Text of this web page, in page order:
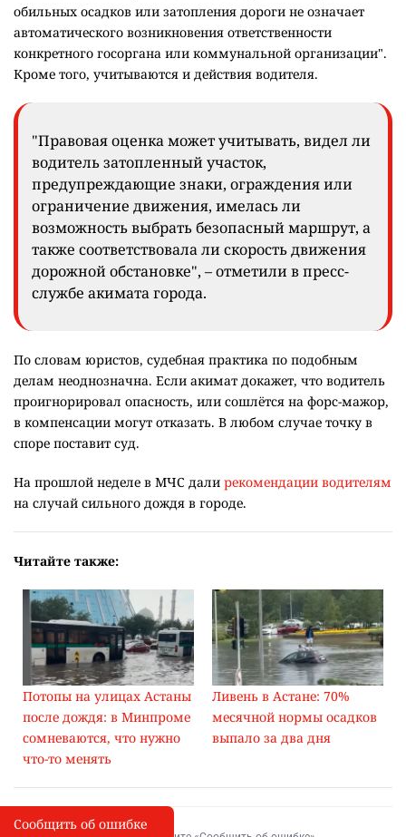
обильных осадков или затопления дороги не означает
автоматического возникновения ответственности
конкретного госоргана или коммунальной организации".
Кроме того, учитываются и действия водителя.
"Правовая оценка может учитывать, видел ли
водитель затопленный участок,
предупреждающие знаки, ограждения или
ограничение движения, имелась ли
возможность выбрать безопасный маршрут, а
также соответствовала ли скорость движения
дорожной обстановке", – отметили в пресс-
службе акимата города.
По словам юристов, судебная практика по подобным
делам неоднозначна. Если акимат докажет, что водитель
проигнорировал опасность, или сошлётся на форс-мажор,
в компенсации могут отказать. В любом случае точку в
споре поставит суд.
На прошлой неделе в МЧС дали рекомендации водителям
на случай сильного дождя в городе.
Читайте также:
Потопы на улицах Астаны
после дождя: в Минпроме
сомневаются, что нужно
что-то менять
Ливень в Астане: 70%
месячной нормы осадков
выпало за два дня
I
Сообщить об опечатке
Сообщить об ошибке